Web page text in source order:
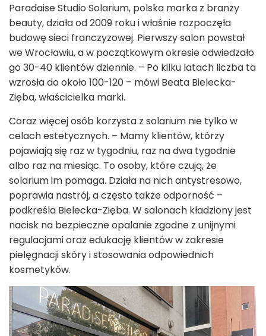
Paradaise Studio Solarium, polska marka z branży
beauty, działa od 2009 roku i właśnie rozpoczęła
budowę sieci franczyzowej. Pierwszy salon powstał
we Wrocławiu, a w początkowym okresie odwiedzało
go 30-40 klientów dziennie. – Po kilku latach liczba ta
wzrosła do około 100-120 – mówi Beata Bielecka-
Zięba, właścicielka marki.
Coraz więcej osób korzysta z solarium nie tylko w
celach estetycznych. – Mamy klientów, którzy
pojawiają się raz w tygodniu, raz na dwa tygodnie
albo raz na miesiąc. To osoby, które czują, że
solarium im pomaga. Działa na nich antystresowo,
poprawia nastrój, a często także odporność –
podkreśla Bielecka-Zięba. W salonach kładziony jest
nacisk na bezpieczne opalanie zgodne z unijnymi
regulacjami oraz edukację klientów w zakresie
pielęgnacji skóry i stosowania odpowiednich
kosmetyków.